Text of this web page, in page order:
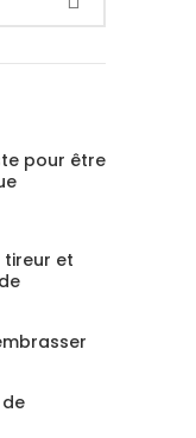
pour être
tireur et